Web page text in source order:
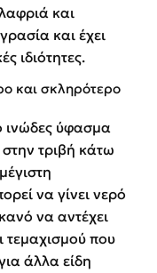
και
και έχει
ιδιότητες.
και σκληρότερο
ινώδες ύφασμα
τριβή κάτω
να γίνει νερό
να αντέχει
τεμαχισμού που
άλλα είδη